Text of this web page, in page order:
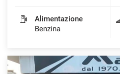
Alimentazione
Benzina